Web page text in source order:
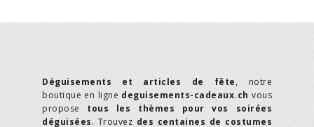
Déguisements et articles de fête, notre
boutique en ligne deguisements-cadeaux.ch vous
propose tous les thèmes pour vos soirées
déguisées. Trouvez des centaines de costumes